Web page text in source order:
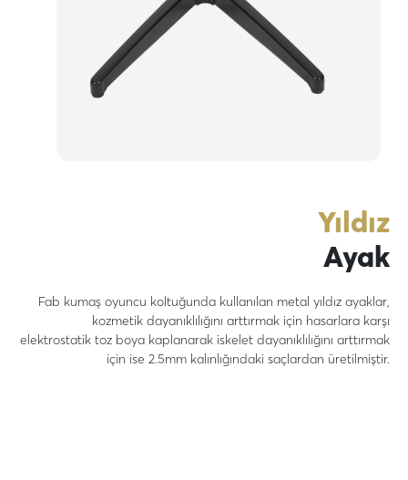
Yıldız
Ayak
Fab kumaş oyuncu koltuğunda kullanılan metal yıldız ayaklar,
kozmetik dayanıklılığını arttırmak için hasarlara karşı
elektrostatik toz boya kaplanarak iskelet dayanıklılığını arttırmak
için ise 2.5mm kalınlığındaki saçlardan üretilmiştir.